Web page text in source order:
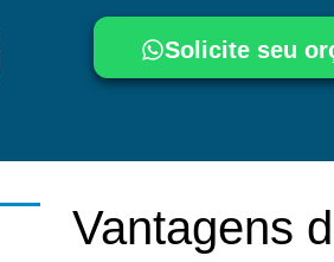
Solicite seu
Vantagens